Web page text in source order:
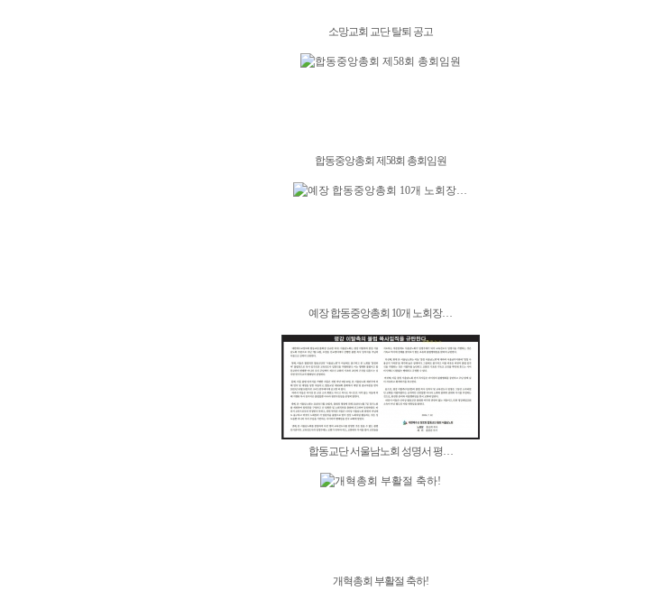
소망교회 교단 탈퇴 공고
합동중앙총회 제58회 총회임원
예장 합동중앙총회 10개 노회장…
합동교단 서울남노회 성명서 평…
개혁총회 부활절 축하!